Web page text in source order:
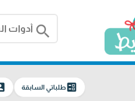
search
ballotطلباتي السابقة